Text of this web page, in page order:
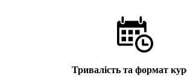
Тривалість та формат